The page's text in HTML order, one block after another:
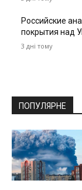
Российские
покрытия над
3 дні тому
ПОПУЛЯРНЕ